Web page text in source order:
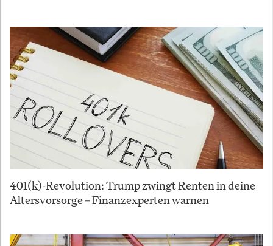
401(k)-Revolution: Trump zwingt Renten in deine
Altersvorsorge – Finanzexperten warnen